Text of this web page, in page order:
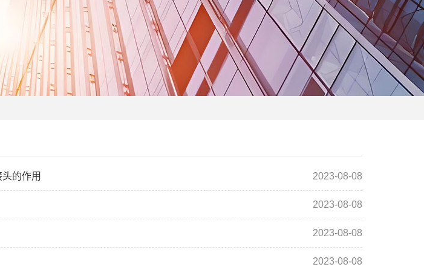
的作用 2023-08-08
2023-08-08
2023-08-08
2023-08-08